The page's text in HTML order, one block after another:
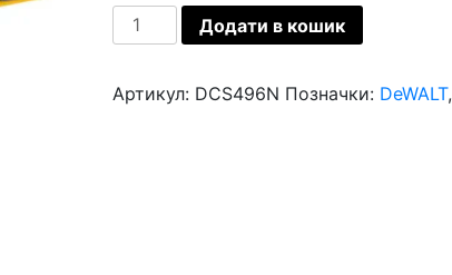
Ножиці
по
акумуляторні
Додати в кошик
Артикул: DCS496N Позначки: DeWALT,